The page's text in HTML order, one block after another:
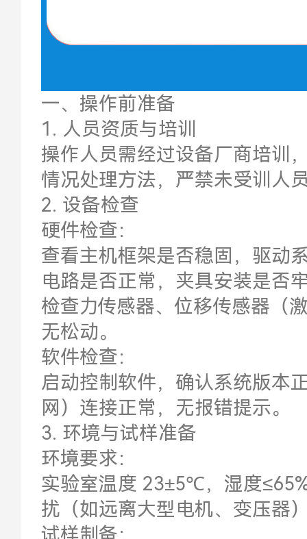
一、操作前准备
1. 人员资质与培训
操作人员需经过设备厂商培训
情况处理方法，严禁未受训人
2. 设备检查
硬件检查：
查看主机框架是否稳固，驱动
电路是否正常，夹具安装是否
检查力传感器、位移传感器（
无松动。
软件检查：
启动控制软件，确认系统版本
网）连接正常，无报错提示。
3. 环境与试样准备
环境要求：
实验室温度 23±5℃，湿度
扰（如远离大型电机、变压器